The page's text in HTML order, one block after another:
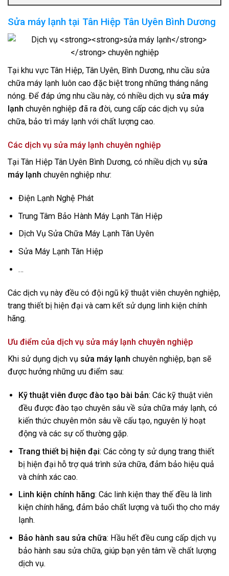
Sửa máy lạnh tại Tân Hiệp Tân Uyên Bình Dương
Tại khu vực Tân Hiệp, Tân Uyên, Bình Dương, nhu cầu sửa
chữa máy lạnh luôn cao đặc biệt trong những tháng nắng
nóng. Để đáp ứng nhu cầu này, có nhiều dịch vụ sửa máy
lạnh chuyên nghiệp đã ra đời, cung cấp các dịch vụ sửa
chữa, bảo trì máy lạnh với chất lượng cao.
Các dịch vụ sửa máy lạnh chuyên nghiệp
Tại Tân Hiệp Tân Uyên Bình Dương, có nhiều dịch vụ sửa
máy lạnh chuyên nghiệp như:
Điện Lạnh Nghệ Phát
Trung Tâm Bảo Hành Máy Lạnh Tân Hiệp
Dịch Vụ Sửa Chữa Máy Lạnh Tân Uyên
Sửa Máy Lạnh Tân Hiệp
…
Các dịch vụ này đều có đội ngũ kỹ thuật viên chuyên nghiệp,
trang thiết bị hiện đại và cam kết sử dụng linh kiện chính
hãng.
Ưu điểm của dịch vụ sửa máy lạnh chuyên nghiệp
Khi sử dụng dịch vụ sửa máy lạnh chuyên nghiệp, bạn sẽ
được hưởng những ưu điểm sau:
Kỹ thuật viên được đào tạo bài bản: Các kỹ thuật viên
đều được đào tạo chuyên sâu về sửa chữa máy lạnh, có
kiến thức chuyên môn sâu về cấu tạo, nguyên lý hoạt
động và các sự cố thường gặp.
Trang thiết bị hiện đại: Các công ty sử dụng trang thiết
bị hiện đại hỗ trợ quá trình sửa chữa, đảm bảo hiệu quả
và chính xác cao.
Linh kiện chính hãng: Các linh kiện thay thế đều là linh
kiện chính hãng, đảm bảo chất lượng và tuổi thọ cho máy
lạnh.
Bảo hành sau sửa chữa: Hầu hết đều cung cấp dịch vụ
bảo hành sau sửa chữa, giúp bạn yên tâm về chất lượng
dịch vụ.